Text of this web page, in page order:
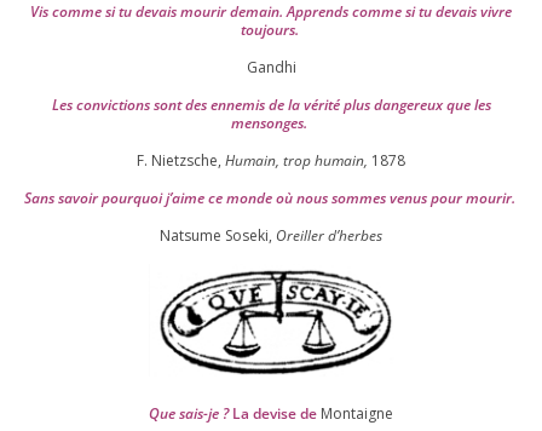
Vis comme si tu devais mou­rir demain. Apprends comme si tu devais vivre
toujours.
Gandhi
Les convic­tions sont des enne­mis de la véri­té plus dan­ge­reux que les
mensonges.
F. Nietzsche, Humain, trop humain, 1878
Sans savoir pour­quoi j’aime ce monde où nous sommes venus pour mourir.
Natsume Soseki, Oreiller d’herbes
Que sais-je ?La devise de Montaigne